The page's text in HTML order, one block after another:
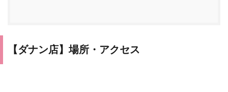
【ダナン店】場所・アクセス